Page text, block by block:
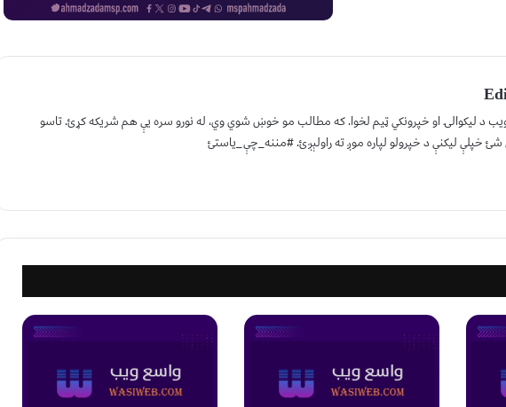
د لیکوالۍ او خپرونکي ټیم لخوا. که مطالب مو خوښ شوي وي، له نورو سره یې هم شریکه کړئ. تاسو
خپلې لیکنې د خپرولو لپاره موږ ته راولېږئ. #مننه_چې_یاستئ